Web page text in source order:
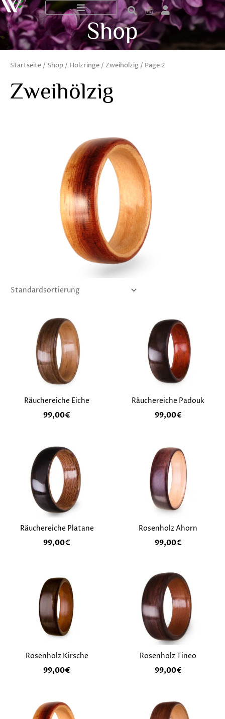
Zum
Inhalt
springen
Warenkorb
Shop
Startseite / Shop / Holzringe / Zweihölzig / Page 2
Zweihölzig
Räuchereiche Eiche
99,00€
Räuchereiche Padouk
99,00€
Räuchereiche Platane
99,00€
Rosenholz Ahorn
99,00€
Rosenholz Kirsche
99,00€
Rosenholz Tineo
99,00€